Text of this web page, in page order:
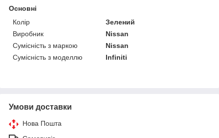
Основні
Колір
Зелений
Виробник
Nissan
Сумісність з маркою
Nissan
Сумісність з моделлю
Infiniti
Умови доставки
Нова Пошта